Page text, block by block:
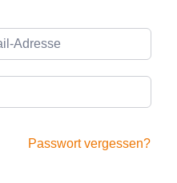
Passwort vergessen?